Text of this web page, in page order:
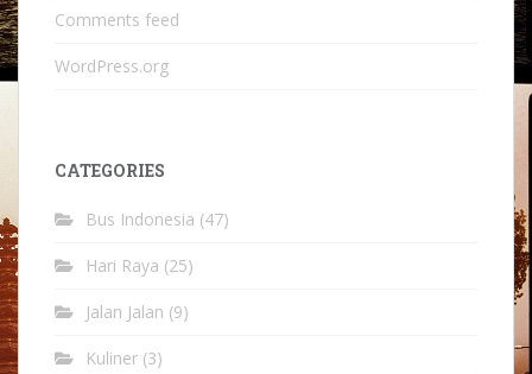
Comments feed
WordPress.org
CATEGORIES
Bus Indonesia (47)
Hari Raya (25)
Jalan Jalan (9)
Kuliner (3)